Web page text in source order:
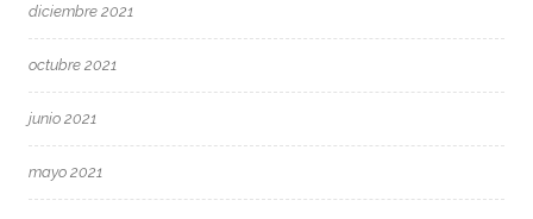
diciembre 2021
octubre 2021
junio 2021
mayo 2021